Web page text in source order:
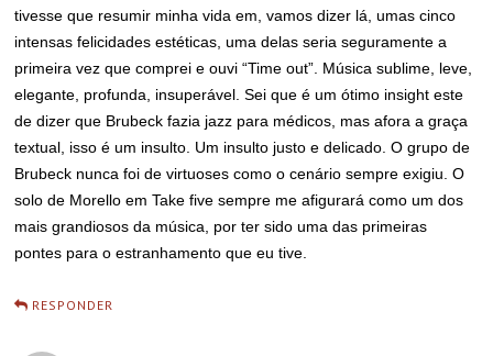
tivesse que resumir minha vida em, vamos dizer lá, umas cinco
intensas felicidades estéticas, uma delas seria seguramente a
primeira vez que comprei e ouvi “Time out”. Música sublime, leve,
elegante, profunda, insuperável. Sei que é um ótimo insight este
de dizer que Brubeck fazia jazz para médicos, mas afora a graça
textual, isso é um insulto. Um insulto justo e delicado. O grupo de
Brubeck nunca foi de virtuoses como o cenário sempre exigiu. O
solo de Morello em Take five sempre me afigurará como um dos
mais grandiosos da música, por ter sido uma das primeiras
pontes para o estranhamento que eu tive.
RESPONDER